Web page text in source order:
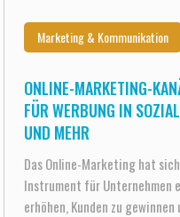
Marketing & Kommunikation
ONLINE-MARKETING-
FÜR WERBUNG IN
UND MEHR
Das Online-Marketing hat
Instrument für Unternehmen
erhöhen, Kunden zu